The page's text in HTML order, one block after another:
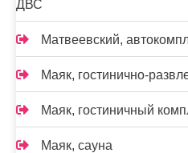
ДВС
Матвеевский,
Маяк, гостинично-
Маяк, гостиничный
Маяк, сауна